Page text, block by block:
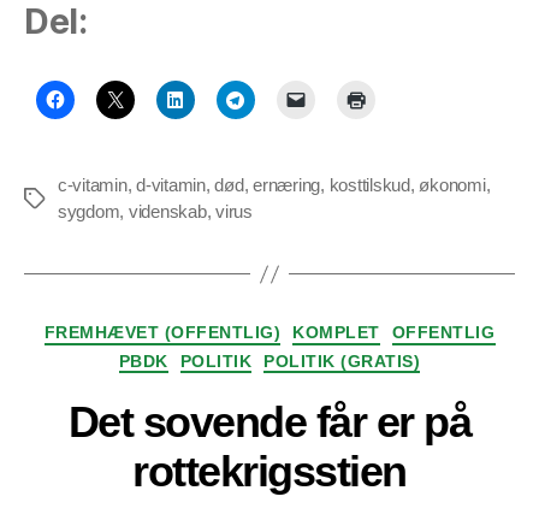
Del:
Tags
c-vitamin,d-vitamin,død,ernæring, kosttilskud,økonomi,
sygdom, videnskab,virus
Kategorier
FREMHÆVET (OFFENTLIG) KOMPLET
OFFENTLIG
PBDK
POLITIK POLITIK (GRATIS)
Det sovende får er på
rottekrigsstien